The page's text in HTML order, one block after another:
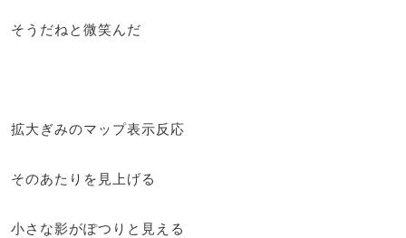
そうだねと微笑んだ
拡大ぎみのマップ表示反応
そのあたりを見上げる
小さな影がぽつりと見える